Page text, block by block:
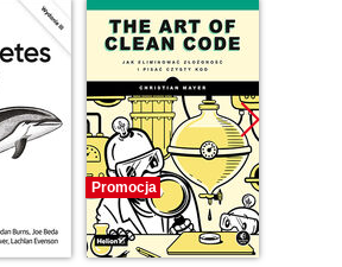
Promocja